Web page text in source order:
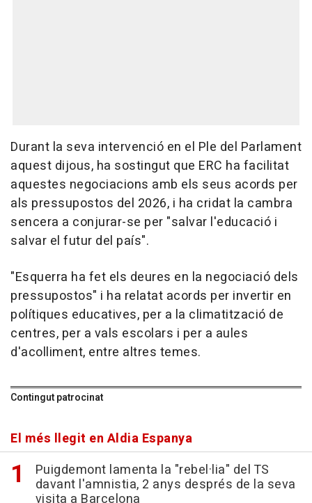
Durant la seva intervenció en el Ple del Parlament
aquest dijous, ha sostingut que ERC ha facilitat
aquestes negociacions amb els seus acords per
als pressupostos del 2026, i ha cridat la cambra
sencera a conjurar-se per "salvar l'educació i
salvar el futur del país".
"Esquerra ha fet els deures en la negociació dels
pressupostos" i ha relatat acords per invertir en
polítiques educatives, per a la climatització de
centres, per a vals escolars i per a aules
d'acolliment, entre altres temes.
Contingut patrocinat
El més llegit en Aldia Espanya
Puigdemont lamenta la "rebel·lia" del TS
davant l'amnistia, 2 anys després de la seva